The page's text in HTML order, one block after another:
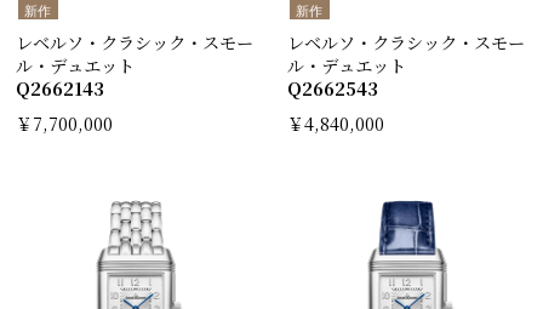
新作
レベルソ・クラシック・スモー
ル・デュエット
Q2662143
￥7,700,000
新作
レベルソ・クラシック・スモー
ル・デュエット
Q2662543
￥4,840,000